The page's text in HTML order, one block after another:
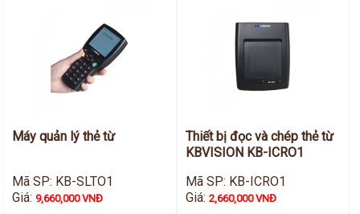
Máy quản lý thẻ từ
Mã SP: KB-SLTO1
Giá:9,660,000 VNĐ
Thiết bị đọc và chép thẻ từ
KBVISION KB-ICRO1
Mã SP: KB-ICRO1
Giá: 2,660,000 VNĐ